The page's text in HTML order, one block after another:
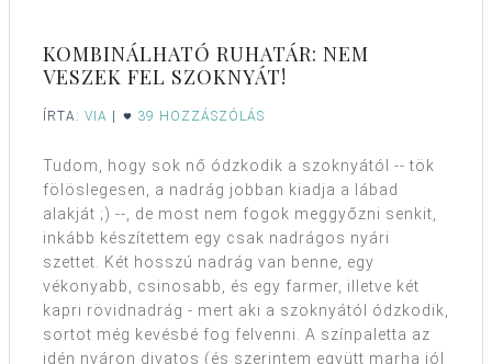
KOMBINÁLHATÓ RUHATÁR: NEM
VESZEK FEL SZOKNYÁT!
ÍRTA: VIA 39 HOZZÁSZÓLÁS
Tudom, hogy sok nő ódzkodik a szoknyától -- tök
fölöslegesen, a nadrág jobban kiadja a lábad
alakját ;) --, de most nem fogok meggyőzni senkit,
inkább készítettem egy csak nadrágos nyári
szettet. Két hosszú nadrág van benne, egy
vékonyabb, csinosabb, és egy farmer, illetve két
kapri rövidnadrág - mert aki a szoknyától ódzkodik,
sortot még kevésbé fog felvenni. A színpaletta az
idén nyáron divatos (és szerintem együtt marha jól